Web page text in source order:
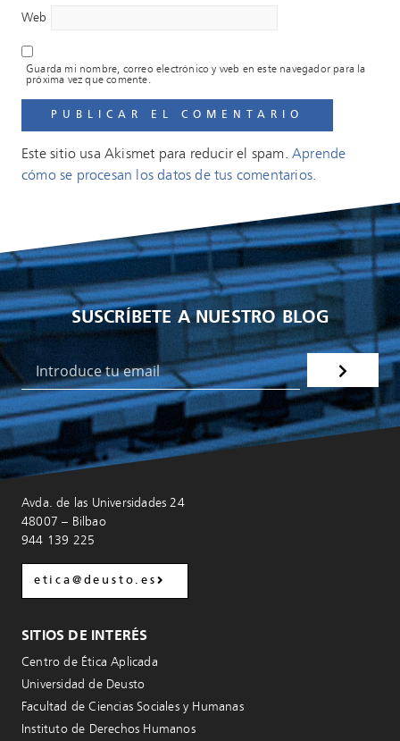
Web
Guarda mi nombre, correo electrónico y web en este navegador para la
próxima vez que comente.
Este sitio usa Akismet para reducir el spam. Aprende
cómo se procesan los datos de tus comentarios.
SUSCRÍBETE A NUESTRO BLOG
Avda. de las Universidades 24
48007 – Bilbao
944 139 225
etica@deusto.es
SITIOS DE INTERÉS
Centro de Ética Aplicada
Universidad de Deusto
Facultad de Ciencias Sociales y Humanas
Instituto de Derechos Humanos